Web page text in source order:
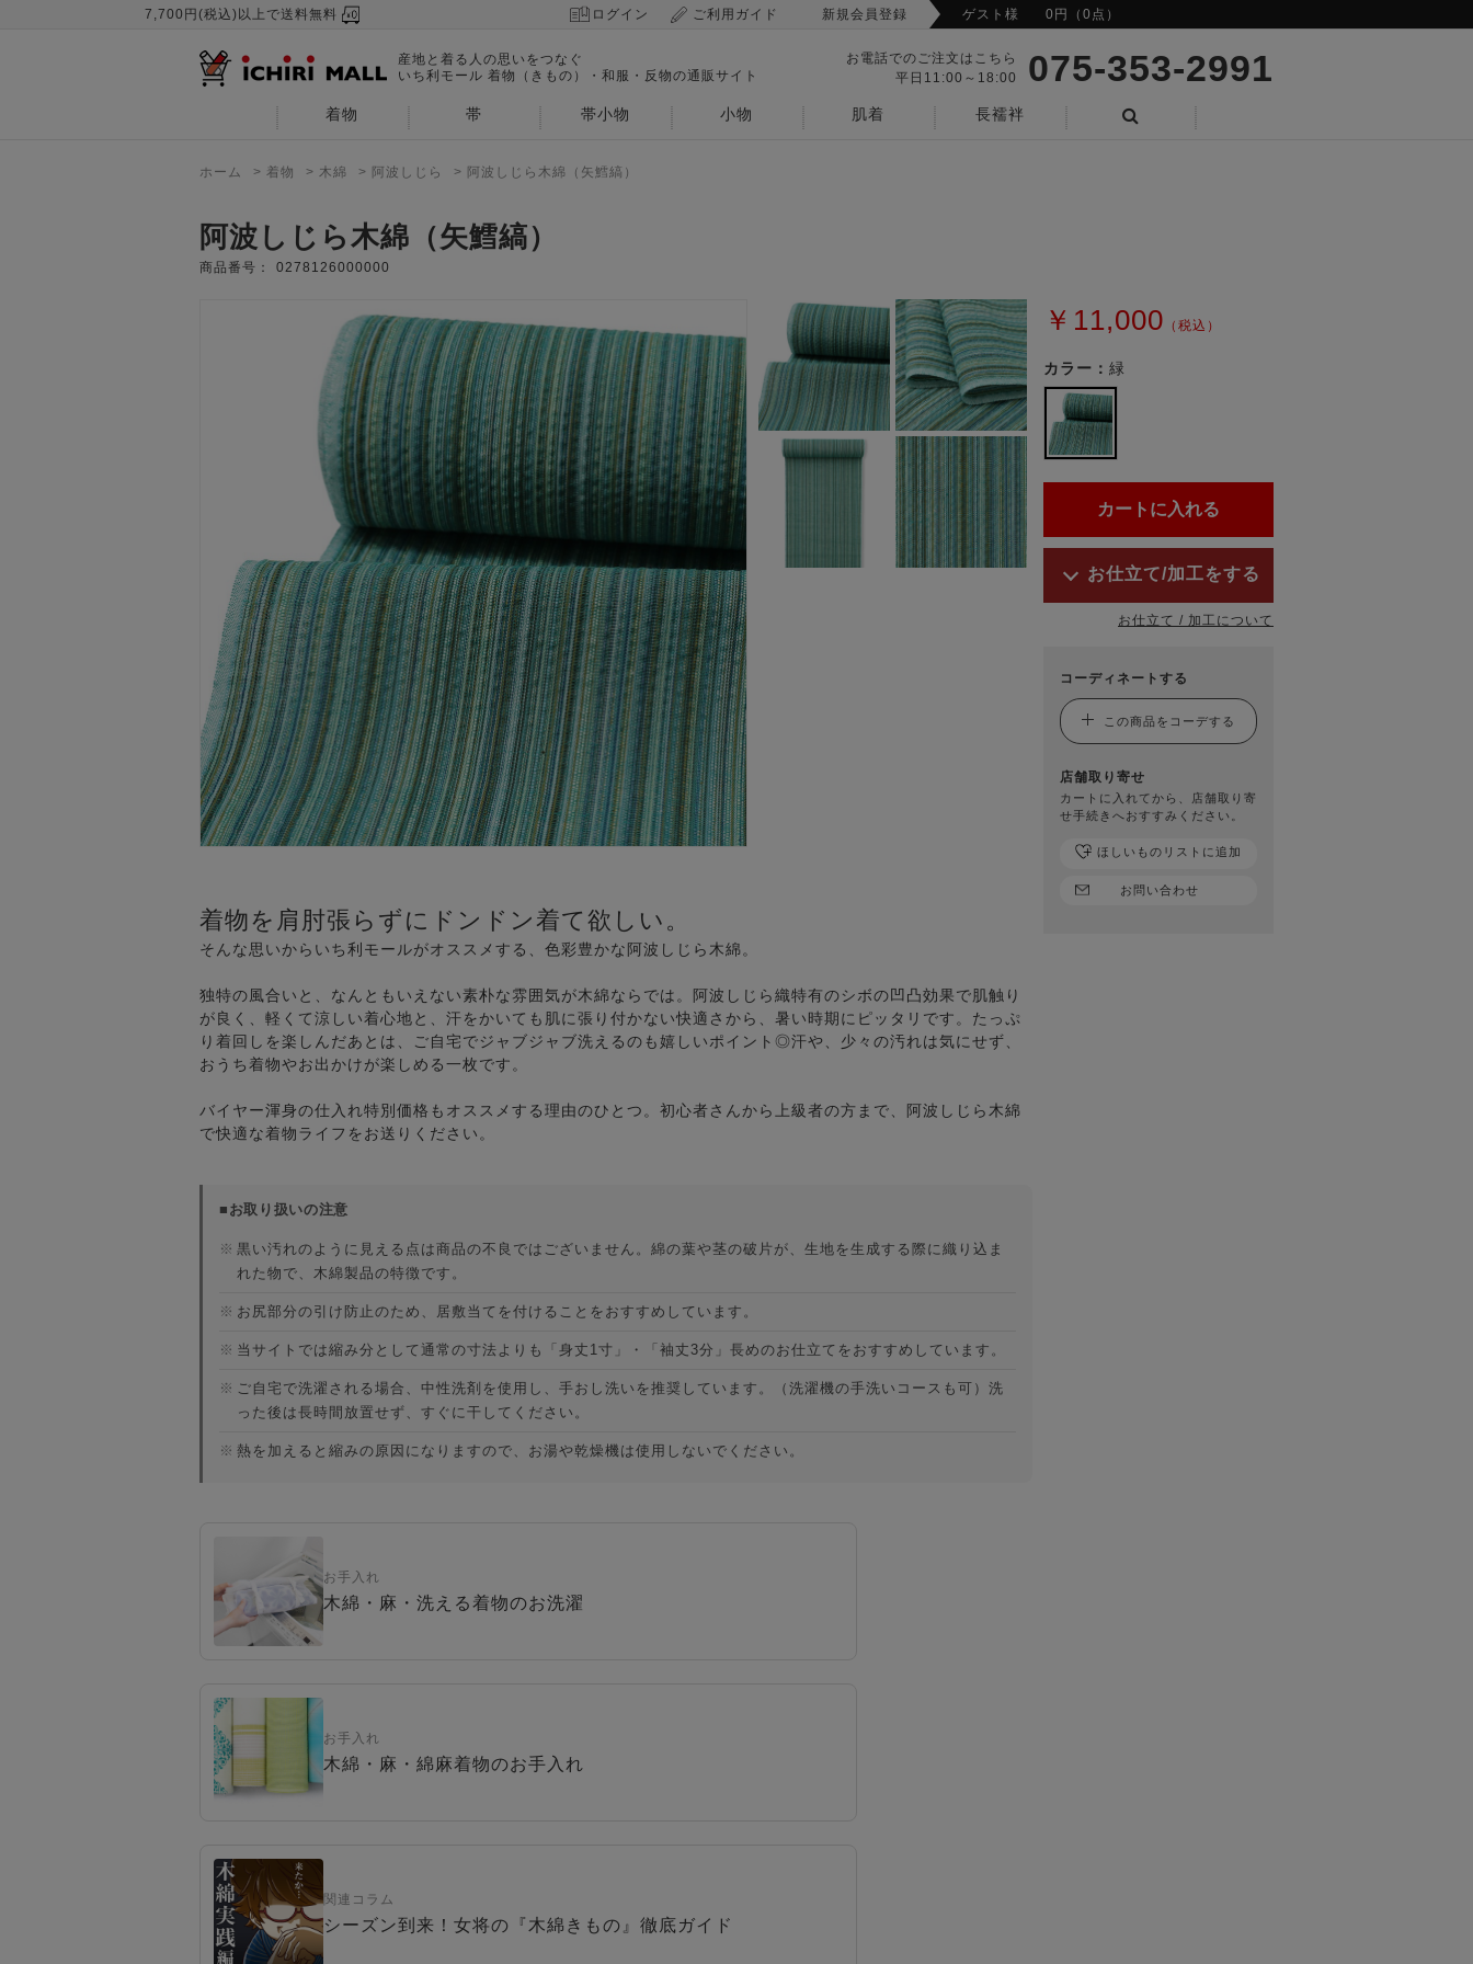
7,700円(税込)以上で送料無料 ログイン ご利用ガイド 新規会員登録 ゲスト様 0円（0点）
産地と着る人の思いをつなぐ
いち利モール 着物（きもの）・和服・反物の通販サイト
お電話でのご注文はこちら
平日11:00～18:00
075-353-2991
着物 帯 帯小物 小物 肌着
長襦袢
ホーム > 着物 > 木綿 > 阿波しじら > 阿波しじら木綿（矢鱈縞）
阿波しじら木綿（矢鱈縞）
商品番号： 0278126000000
着物を肩肘張らずにドンドン着て欲しい。
そんな思いからいち利モールがオススメする、色彩豊かな阿波しじら木綿。
独特の風合いと、なんともいえない素朴な雰囲気が木綿ならでは。阿波しじら織特有のシボの凹凸効果で肌触り
が良く、軽くて涼しい着心地と、汗をかいても肌に張り付かない快適さから、暑い時期にピッタリです。たっぷ
り着回しを楽しんだあとは、ご自宅でジャブジャブ洗えるのも嬉しいポイント◎汗や、少々の汚れは気にせず、
おうち着物やお出かけが楽しめる一枚です。
バイヤー渾身の仕入れ特別価格もオススメする理由のひとつ。初心者さんから上級者の方まで、阿波しじら木綿
で快適な着物ライフをお送りください。
■お取り扱いの注意
※ 黒い汚れのように見える点は商品の不良ではございません。綿の葉や茎の破片が、生地を生成する際に織り込ま
れた物で、木綿製品の特徴です。
※ お尻部分の引け防止のため、居敷当てを付けることをおすすめしています。
※ 当サイトでは縮み分として通常の寸法よりも「身丈1寸」・「袖丈3分」長めのお仕立てをおすすめしています。
※ ご自宅で洗濯される場合、中性洗剤を使用し、手おし洗いを推奨しています。（洗濯機の手洗いコースも可）洗
った後は長時間放置せず、すぐに干してください。
※ 熱を加えると縮みの原因になりますので、お湯や乾燥機は使用しないでください。
お手入れ
木綿・麻・洗える着物のお洗濯
お手入れ
木綿・麻・綿麻着物のお手入れ
関連コラム
シーズン到来！女将の『木綿きもの』徹底ガイド
￥11,000 （税込）
カラー： 緑
お仕立て/加工をする
お仕立て / 加工について
コーディネートする
この商品をコーデする
店舗取り寄せ
カートに入れてから、店舗取り寄
せ手続きへおすすみください。
お問い合わせ
ほしいものリストに追加